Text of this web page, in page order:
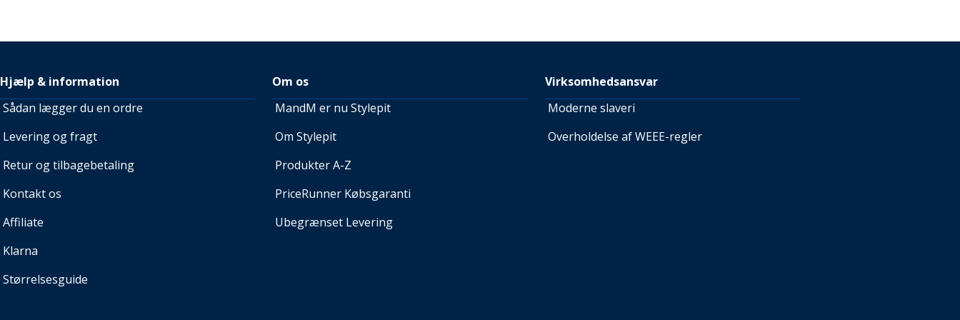
Hjælp & information
Sådan lægger du en ordre
Levering og fragt
Retur og tilbagebetaling
Kontakt os
Affiliate
Klarna
Størrelsesguide
Om os
MandM er nu Stylepit
Om Stylepit
Produkter A-Z
PriceRunner Købsgaranti
Ubegrænset Levering
Virksomhedsansvar
Moderne slaveri
Overholdelse af WEEE-regler